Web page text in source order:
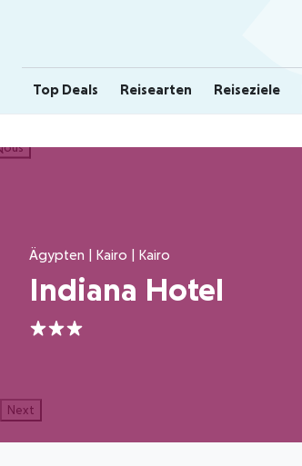
Top Deals Reisearten Reiseziele
Ägypten | Kairo | Kairo
Indiana Hotel
3
Next